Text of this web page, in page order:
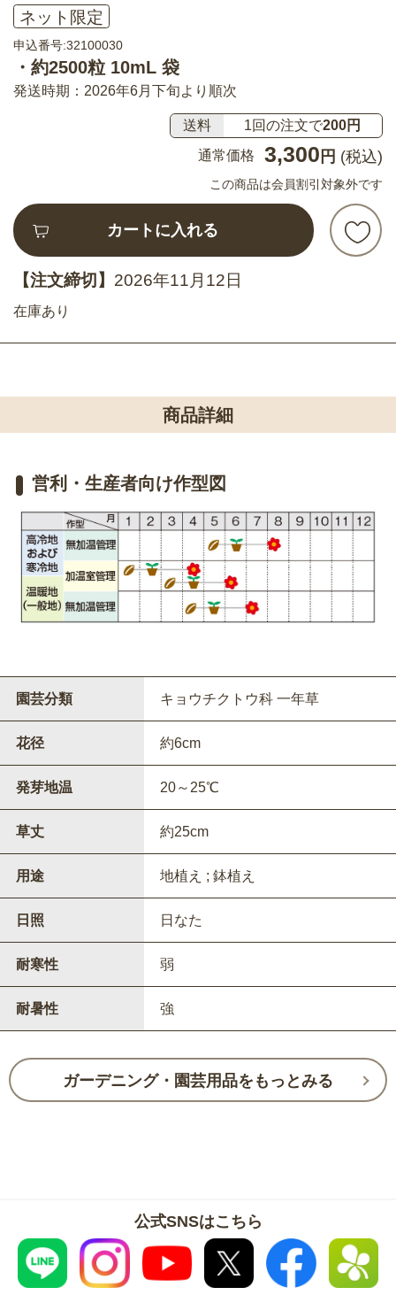
ネット限定
申込番号:32100030
・約2500粒 10mL 袋
発送時期：2026年6月下旬より順次
送料 1回の注文で200円
通常価格
3,300 円 (税込)
この商品は会員割引対象外です
カートに入れる
【注文締切】 2026年11月12日
在庫あり
商品詳細
営利・生産者向け作型図
園芸分類 キョウチクトウ科 一年草
花径 約6cm
発芽地温 20～25℃
草丈 約25cm
用途 地植え ; 鉢植え
日照 日なた
耐寒性 弱
耐暑性 強
ガーデニング・園芸用品をもっとみる
公式SNSはこちら